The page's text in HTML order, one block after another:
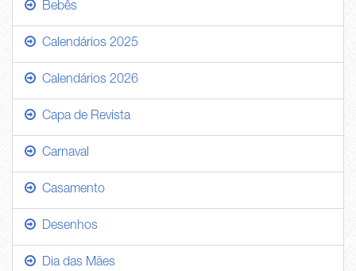
Bebês
Calendários 2025
Calendários 2026
Capa de Revista
Carnaval
Casamento
Desenhos
Dia das Mães